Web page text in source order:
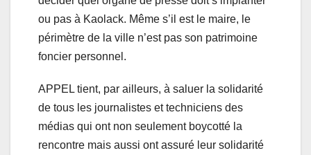
ou pas à Kaolack. Même s’il est le maire, le
périmètre de la ville n’est pas son patrimoine
foncier personnel.
APPEL tient, par ailleurs, à saluer la solidarité
de tous les journalistes et techniciens des
médias qui ont non seulement boycotté la
rencontre mais aussi ont assuré leur solidarité